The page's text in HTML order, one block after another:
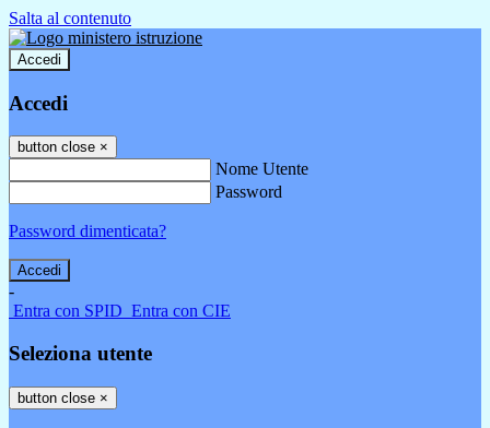
Salta al contenuto
Accedi
Accedi
button close ×
Nome Utente
Password
Password dimenticata?
-
Entra con SPID Entra con CIE
Seleziona utente
button close ×